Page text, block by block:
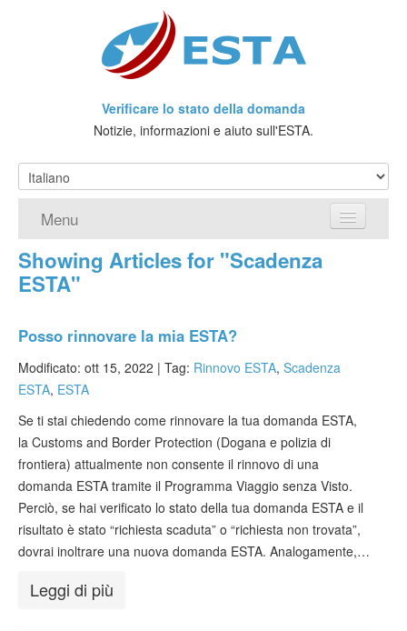
Verificare lo stato della domanda
Notizie, informazioni e aiuto sull'ESTA.
Menu
Home
Che cos'è l'ESTA?
Viaggio senza Visto
Verificare ESTA
ESTA info
Contatto
Showing Articles for "Scadenza
ESTA"
Posso rinnovare la mia ESTA?
Modificato: ott 15, 2022 | Tag: Rinnovo ESTA, Scadenza
ESTA, ESTA
Se ti stai chiedendo come rinnovare la tua domanda ESTA,
la Customs and Border Protection (Dogana e polizia di
frontiera) attualmente non consente il rinnovo di una
domanda ESTA tramite il Programma Viaggio senza Visto.
Perciò, se hai verificato lo stato della tua domanda ESTA e il
risultato è stato “richiesta scaduta” o “richiesta non trovata”,
dovrai inoltrare una nuova domanda ESTA. Analogamente,…
Leggi di più